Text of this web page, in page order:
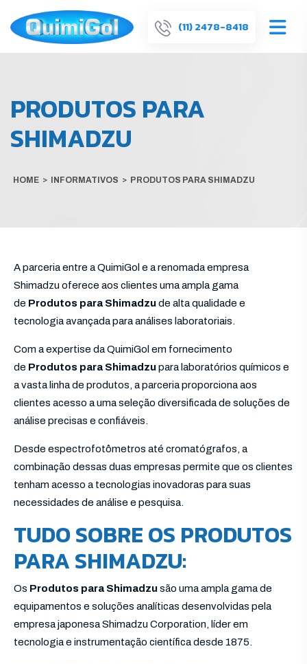
(11) 2478-8418
PRODUTOS PARA
SHIMADZU
HOME > INFORMATIVOS > PRODUTOS PARA SHIMADZU
A parceria entre a QuimiGol e a renomada empresa
Shimadzu oferece aos clientes uma ampla gama
de Produtos para Shimadzude alta qualidade e
tecnologia avançada para análises laboratoriais.
Com a expertise da QuimiGol em fornecimento
de Produtos para Shimadzupara laboratórios químicos e
a vasta linha de produtos, a parceria proporciona aos
clientes acesso a uma seleção diversificada de soluções de
análise precisas e confiáveis.
Desde espectrofotômetros até cromatógrafos, a
combinação dessas duas empresas permite que os clientes
tenham acesso a tecnologias inovadoras para suas
necessidades de análise e pesquisa.
TUDO SOBRE OS PRODUTOS
PARA SHIMADZU:
Os Produtos para Shimadzusão uma ampla gama de
equipamentos e soluções analíticas desenvolvidas pela
empresa japonesa Shimadzu Corporation, líder em
tecnologia e instrumentação científica desde 1875.